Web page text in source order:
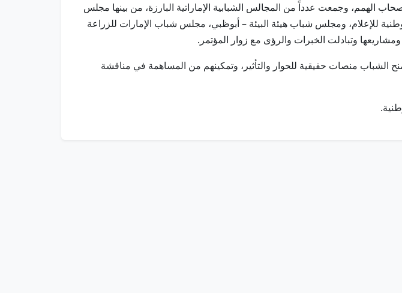
الهمم، وجمعت عدداً من المجالس الشبابية الإماراتية البارزة، من بينها مجلس
للإعلام، ومجلس شباب هيئة البيئة – أبوظبي، مجلس شباب الإمارات للزراعة
وتبادلت الخبرات والرؤى مع زوار المؤتمر.
الشباب منصات حقيقية للحوار والتأثير، وتمكينهم من المساهمة في مناقشة